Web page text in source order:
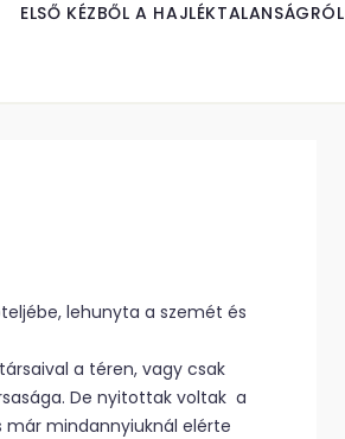
ELSŐ KÉZBŐL A HAJLÉKTALANSÁGRÓL
lehunyta a szemét és
a téren, vagy csak
De nyitottak voltak a
már mindannyiuknál elérte